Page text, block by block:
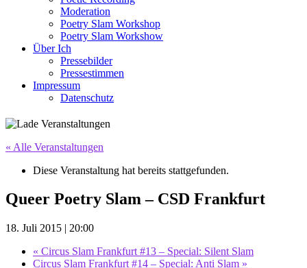
Moderation
Poetry Slam Workshop
Poetry Slam Workshow
Über Ich
Pressebilder
Pressestimmen
Impressum
Datenschutz
« Alle Veranstaltungen
Diese Veranstaltung hat bereits stattgefunden.
Queer Poetry Slam – CSD Frankfurt
18. Juli 2015 | 20:00
« Circus Slam Frankfurt #13 – Special: Silent Slam
Circus Slam Frankfurt #14 – Special: Anti Slam »